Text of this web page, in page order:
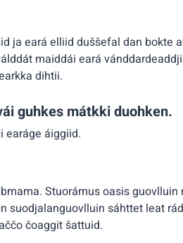
ja eará elliid duššefal dan bokte
maiddái eará
dihtii.
guhkes mátkki duohken.
earáge áiggiid.
Stuorámus oasis guovlluin
suodjalanguovlluin sáhttet leat
čoaggit šattuid.